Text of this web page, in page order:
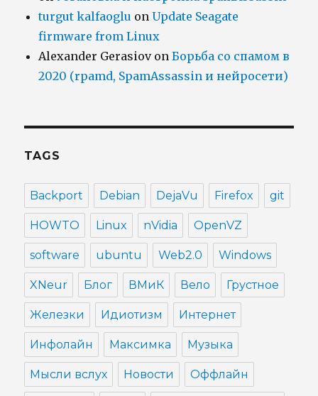
turgut kalfaoglu onUpdate Seagate
firmware from Linux
Alexander GerasiovonБорьба со спамом в
2020 (rpamd, SpamAssassin и нейросети)
TAGS
Backport Debian DejaVu Firefox git
HOWTO Linux nVidia OpenVZ
software ubuntu Web2.0 Windows
XNeur Блог ВМиК Вело Грустное
Железки Идиотизм Интернет
Инфолайн Максимка Музыка
Мысли вслух Новости Оффлайн